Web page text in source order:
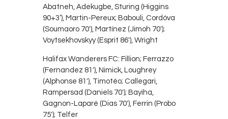
Abatneh, Adekugbe, Sturing (Higgins
90+3’), Martin-Pereux; Babouli, Cordóva
(Soumaoro 70′), Martínez (Jimoh 70′);
Voytsekhovskyy (Esprit 86′), Wright
Halifax Wanderers FC: Fillion; Ferrazzo
(Fernandez 81′), Nimick, Loughrey
(Alphonse 81′), Timotéo; Callegari,
Rampersad (Daniels 70′); Bayiha,
Gagnon-Laparé (Dias 70′), Ferrin (Probo
75′); Telfer